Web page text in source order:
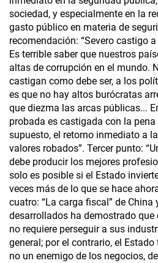
sociedad, y especialmente en la
gasto público en materia de
recomendación: “Severo castigo
Es terrible saber que nuestros
altas de corrupción en el mundo.
castigan como debe ser, a los
es que no hay altos burócratas
que diezma las arcas públicas...
probada es castigada con la pena
supuesto, el retorno inmediato a
valores robados”. Tercer punto:
debe producir los mejores
solo es posible si el Estado
veces más de lo que se hace
cuatro: “La carga fiscal” de China
desarrollados ha demostrado
no requiere perseguir a sus
general; por el contrario, el
no un enemigo de los negocios,